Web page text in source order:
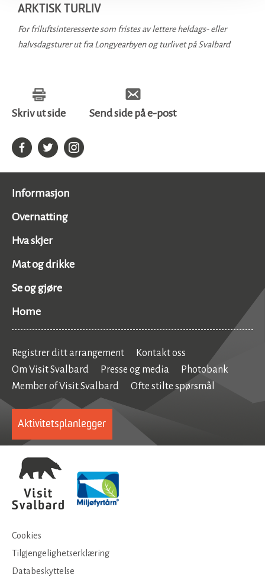
ARKTISK TURLIV
For friluftsinteresserte som fristes av lettere heldags- eller
halvsdagsturer ut fra Longyearbyen og turlivet på Svalbard
Skriv ut side Send side på e-post
Informasjon
Overnatting
Hva skjer
Mat og drikke
Se og gjøre
Home
Registrer ditt arrangement
Kontakt oss
Om Visit Svalbard
Presse og media
Photobank
Member of Visit Svalbard
Ofte stilte spørsmål
Aktivitetsplanlegger
Cookies
Tilgjengelighetserklæring
Databeskyttelse